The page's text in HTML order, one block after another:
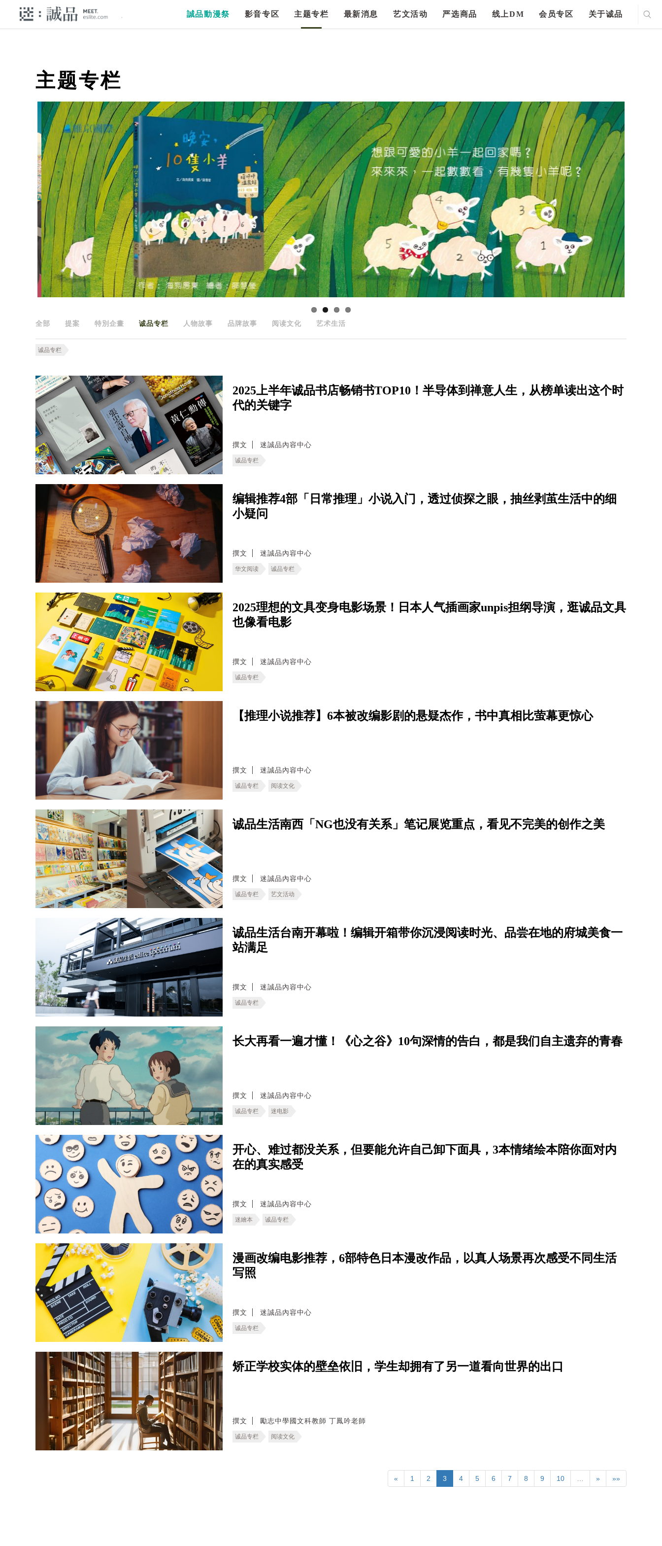
誠品動漫祭 影音专区 主题专栏 最新消息 艺文活动 严选商品 线上DM 会员专区 关于诚品
主题专栏
全部 提案 特別企畫 诚品专栏 人物故事 品牌故事 阅读文化 艺术生活
诚品专栏
2025上半年诚品书店畅销书TOP10！半导体到禅意人生，从榜单读出这个时
代的关键字
撰文 迷誠品內容中心
诚品专栏
编辑推荐4部「日常推理」小说入门，透过侦探之眼，抽丝剥茧生活中的细
小疑问
撰文 迷誠品內容中心
华文阅读 诚品专栏
2025理想的文具变身电影场景！日本人气插画家unpis担纲导演，逛诚品文具
也像看电影
撰文 迷誠品內容中心
诚品专栏
【推理小说推荐】6本被改编影剧的悬疑杰作，书中真相比萤幕更惊心
撰文 迷誠品內容中心
诚品专栏 阅读文化
诚品生活南西「NG也没有关系」笔记展览重点，看见不完美的创作之美
撰文 迷誠品內容中心
诚品专栏 艺文活动
诚品生活台南开幕啦！编辑开箱带你沉浸阅读时光、品尝在地的府城美食一
站满足
撰文 迷誠品內容中心
诚品专栏
长大再看一遍才懂！《心之谷》10句深情的告白，都是我们自主遗弃的青春
撰文 迷誠品內容中心
诚品专栏 迷电影
开心、难过都没关系，但要能允许自己卸下面具，3本情绪绘本陪你面对内
在的真实感受
撰文 迷誠品內容中心
迷繪本 诚品专栏
漫画改编电影推荐，6部特色日本漫改作品，以真人场景再次感受不同生活
写照
撰文 迷誠品內容中心
诚品专栏
矫正学校实体的壁垒依旧，学生却拥有了另一道看向世界的出口
撰文 勵志中學國文科教師 丁鳳吟老師
诚品专栏 阅读文化
« 1 2 3 4 5 6 7 8 9 10 … » »»